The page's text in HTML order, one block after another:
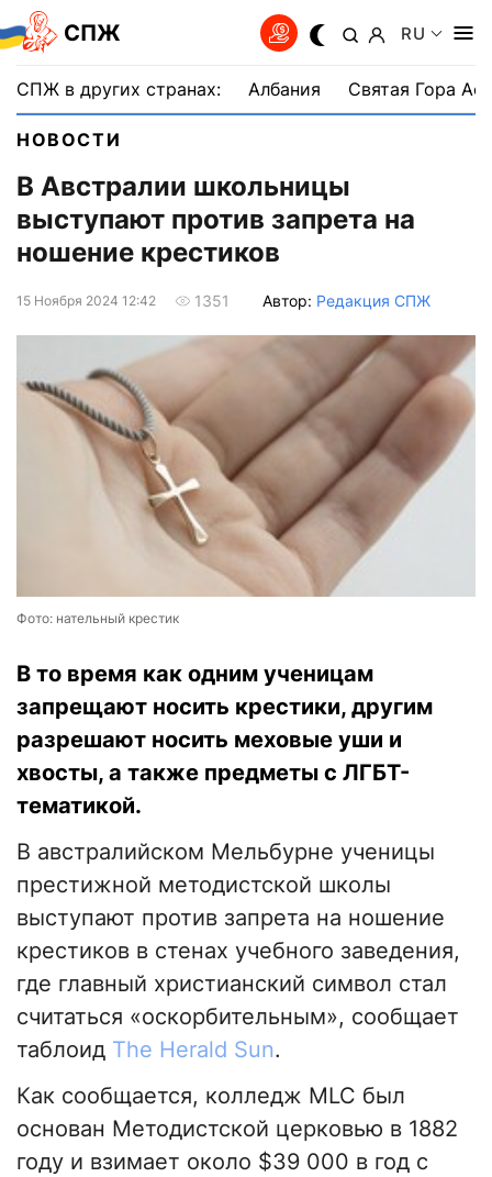
СПЖ RU
СПЖ в других странах: Албания Святая Гора
НОВОСТИ
В Австралии школьницы
выступают против запрета на
ношение крестиков
15 Ноября 2024 12:42 1351 Автор: Редакция СПЖ
Фото: нательный крестик
В то время как одним ученицам
запрещают носить крестики, другим
разрешают носить меховые уши и
хвосты, а также предметы с ЛГБТ-
тематикой.
В австралийском Мельбурне ученицы
престижной методистской школы
выступают против запрета на ношение
крестиков в стенах учебного заведения,
где главный христианский символ стал
считаться «оскорбительным», сообщает
таблоид The Herald Sun.
Как сообщается, колледж MLC был
основан Методистской церковью в 1882
году и взимает около $39 000 в год с